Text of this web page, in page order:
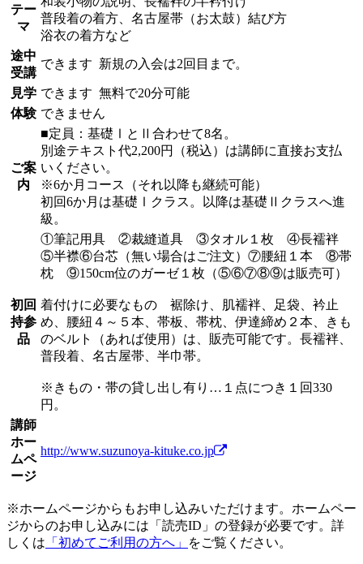
テー
マ
普段着の着方、名古屋帯（お太鼓）結び方
浴衣の着方など
途中
受講
できます 新規の入会は2回目まで。
見学 できます 無料で20分可能
体験 できません
ご案
内
■定員：基礎ⅠとⅡ合わせて8名。
別途テキスト代2,200円（税込）は講師に直接お支払
いください。
※6か月コース（それ以降も継続可能）
初回6か月は基礎Ⅰクラス。以降は基礎Ⅱクラスへ進
級。
初回
持参
品
①筆記用具 ②裁縫道具 ③タオル１枚 ④長襦袢
⑤半襟⑥台芯（無い場合はご注文）⑦腰紐１本 ⑧帯
枕 ⑨150cm位のガーゼ１枚（⑤⑥⑦⑧⑨は販売可）
着付けに必要なもの 裾除け、肌襦袢、足袋、衿止
め、腰紐４～５本、帯板、帯枕、伊達締め２本、きも
のベルト（あれば使用）は、販売可能です。長襦袢、
普段着、名古屋帯、半巾帯。
※きもの・帯の貸し出し有り…１点につき１回330
円。
講師
ホー
ムペ
ージ
http://www.suzunoya-kituke.co.jp
※ホームページからもお申し込みいただけます。ホームペー
ジからのお申し込みには「読売ID」の登録が必要です。詳
しくは 「初めてご利用の方へ」 をご覧ください。